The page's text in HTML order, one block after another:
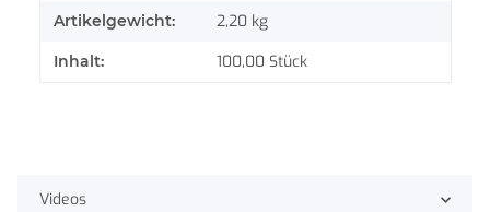
Artikelgewicht: 2,20 kg
Inhalt: 100,00 Stück
Videos